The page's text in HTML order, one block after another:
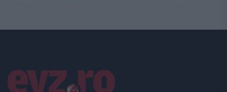
Linkuri utile